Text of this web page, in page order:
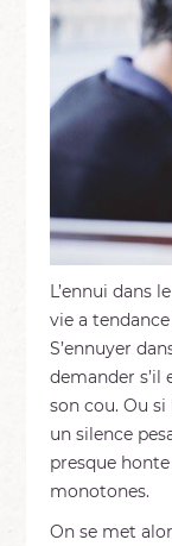
L’ennui dans
vie a
S’ennuyer
demander s’il
son cou. Ou si
un silence
presque
monotones.
On se met